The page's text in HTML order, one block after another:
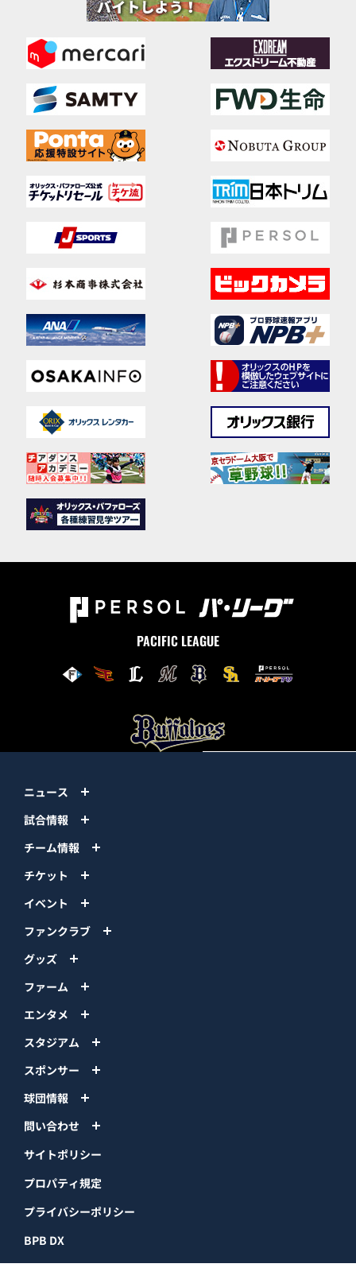
PACIFIC LEAGUE
ニュース
試合情報
チーム情報
チケット
イベント
ファンクラブ
グッズ
ファーム
エンタメ
スタジアム
スポンサー
球団情報
問い合わせ
サイトポリシー
プロパティ規定
プライバシーポリシー
BPB DX